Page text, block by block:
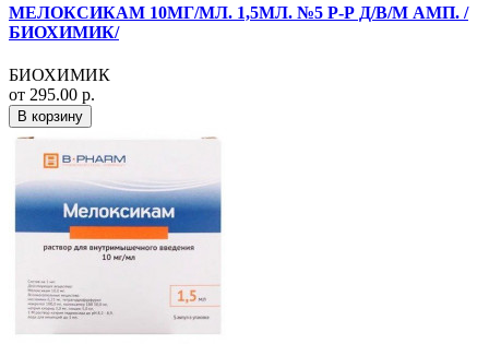
МЕЛОКСИКАМ 10МГ/МЛ. 1,5МЛ. №5 Р-Р Д/В/М АМП. /
БИОХИМИК/
БИОХИМИК
от 295.00 р.
В корзину